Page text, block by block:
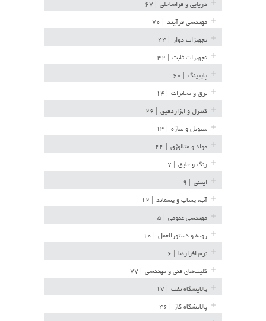
دریایی و فراساحلی
مهندسی فرآیند
تجهیزات دوار
تجهیزات ثابت
پایپینگ
برق و مخابرات
کنترل و ابزاردقیق
سیویل و سازه
مواد و متالوژی
رنگ و عایق
ایمنی
آب، پساب و پسماند
مهندسی عمومی
رویه و دستورالعمل
نرم افزارها
کلیپ‌های فنی و مهندسی
پالایشگاه نفت
پالایشگاه گاز